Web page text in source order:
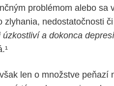
problémom alebo sa
zlyhania, nedostatočnosti
a dokonca
len o množstve